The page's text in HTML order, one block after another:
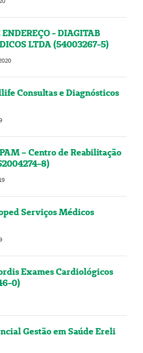
- DIAGITAB
LTDA (54003267-5)
Consultas e Diagnósticos
– Centro de Reabilitação
8)
Serviços Médicos
Exames Cardiológicos
0)
Gestão em Saúde Ereli